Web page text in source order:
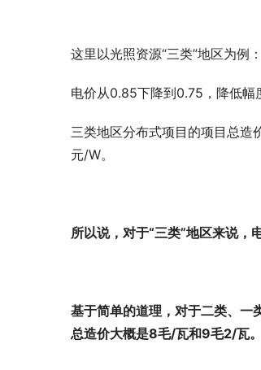
这里以光照资源“三类”地区为例：
电价从0.85下降到0.75，降低幅
三类地区分布式项目的项目总
元/W。
所以说，对于“三类”地区来说，
基于简单的道理，对于二类、
总造价大概是8毛/瓦和9毛2/瓦。